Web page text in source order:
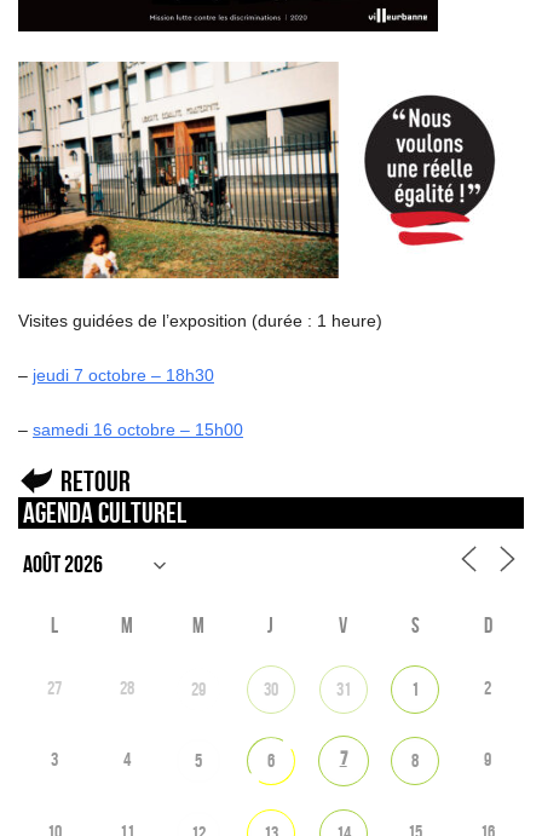
Visites guidées de l’exposition (durée : 1 heure)
– jeudi 7 octobre – 18h30
– samedi 16 octobre – 15h00
Retour
Agenda culturel
L M M J V S D
27 28 29 30 31 1 2
3 4 5 6 7 8 9
10 11 15 16